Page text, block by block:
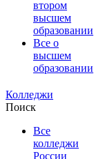
втором
высшем
образовании
Все о
высшем
образовании
Колледжи
Поиск
Все
колледжи
России